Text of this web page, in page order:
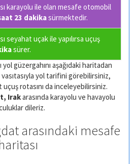
karayolu ile olan mesafe otomobil
23 dakikasürmektedir.
seyahat uçak ile yapılırsa uçuş
sürer.
yol güzergahını aşağıdaki haritadan
yol tarifini görebilirsiniz,
rotasını da inceleyebilirsiniz.
Irakarasında karayolu ve havayolu
dileriz.
arasındaki mesafe